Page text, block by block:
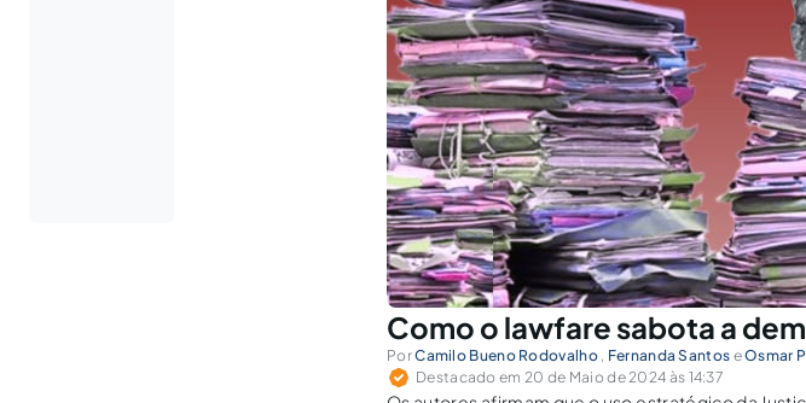
Como o lawfare sabota a
PorCamilo Bueno Rodovalho , Fernanda Santos eOsmar
Destacado em 20 de Maio de 2024 às 14:37